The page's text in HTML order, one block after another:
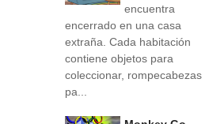
encuentra
encerrado en una casa
extraña. Cada habitación
contiene objetos para
coleccionar, rompecabezas
pa...